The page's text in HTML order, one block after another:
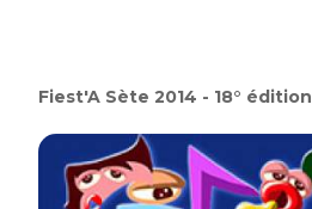
Fiest'A Sète 2014 - 18° édition